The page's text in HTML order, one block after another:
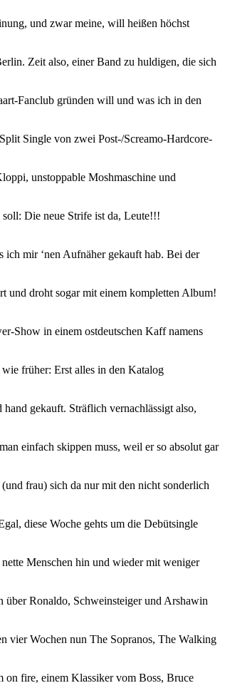
und zwar meine, will heißen höchst
Zeit also, einer Band zu huldigen, die sich
Fanclub gründen will und was ich in den
Single von zwei Post-/Screamo-Hardcore-
unstoppable Moshmaschine und
Die neue Strife ist da, Leute!!!
mir ‘nen Aufnäher gekauft hab. Bei der
und droht sogar mit einem kompletten Album!
Show in einem ostdeutschen Kaff namens
früher: Erst alles in den Katalog
gekauft. Sträflich vernachlässigt also,
einfach skippen muss, weil er so absolut gar
frau) sich da nur mit den nicht sonderlich
diese Woche gehts um die Debütsingle
Menschen hin und wieder mit weniger
über Ronaldo, Schweinsteiger und Arshawin
vier Wochen nun The Sopranos, The Walking
on fire, einem Klassiker vom Boss, Bruce